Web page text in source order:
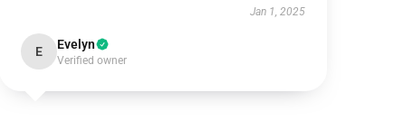
Jan 1, 2025
E Evelyn
Verified owner